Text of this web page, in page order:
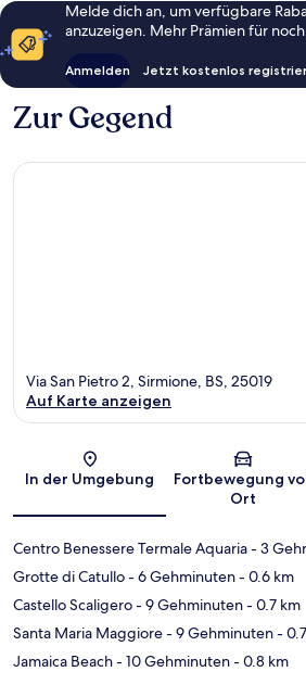
Melde dich an, um verfügbare
anzuzeigen. Mehr Prämien für
Anmelden Jetzt kostenlos
Zur Gegend
Karte
Via San Pietro 2, Sirmione, BS, 25019
Auf Karte anzeigen
In der Umgebung
Fortbewegung
Ort
Centro Benessere Termale Aquaria- 3
Grotte di Catullo- 6 Gehminuten- 0.6 km
Castello Scaligero- 9 Gehminuten- 0.7 km
Santa Maria Maggiore- 9 Gehminuten-
Jamaica Beach- 10 Gehminuten- 0.8 km